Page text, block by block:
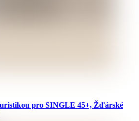
pro SINGLE 45+, Žďárské